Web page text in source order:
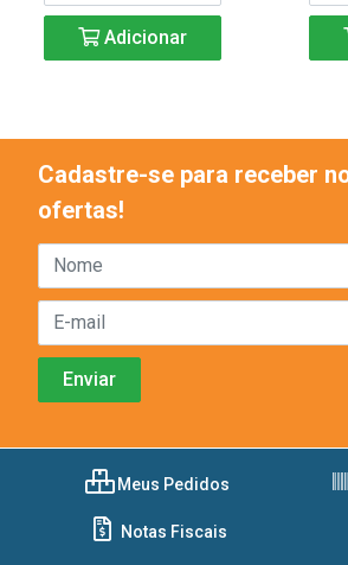
Adicionar
Cadastre-se para receber
ofertas!
Meus Pedidos
Notas Fiscais